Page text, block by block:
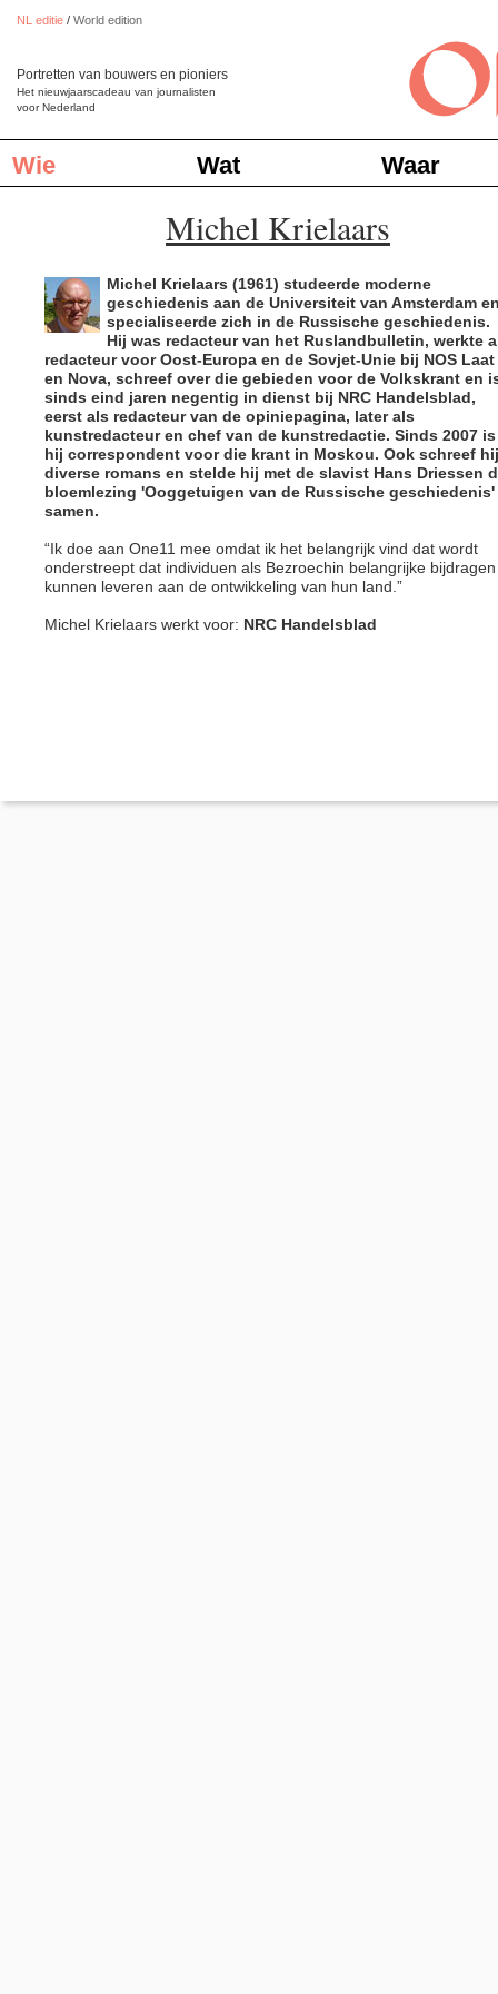
NL editie / World edition
Het nieuwjaarscadeau van journalisten
voor Nederland
Portretten van bouwers en pioniers
Wie Wat Waar
Michel Krielaars
Michel Krielaars (1961) studeerde moderne
geschiedenis aan de Universiteit van Amsterdam
specialiseerde zich in de Russische geschiedenis.
Hij was redacteur van het Ruslandbulletin, werkte
redacteur voor Oost-Europa en de Sovjet-Unie bij NOS Laat
en Nova, schreef over die gebieden voor de Volkskrant en
sinds eind jaren negentig in dienst bij NRC Handelsblad,
eerst als redacteur van de opiniepagina, later als
kunstredacteur en chef van de kunstredactie. Sinds 2007 is
hij correspondent voor die krant in Moskou. Ook schreef hij
diverse romans en stelde hij met de slavist Hans Driessen
bloemlezing 'Ooggetuigen van de Russische geschiedenis'
samen.
“Ik doe aan One11 mee omdat ik het belangrijk vind dat wordt
onderstreept dat individuen als Bezroechin belangrijke bijdragen
kunnen leveren aan de ontwikkeling van hun land.”
Michel Krielaars werkt voor: NRC Handelsblad